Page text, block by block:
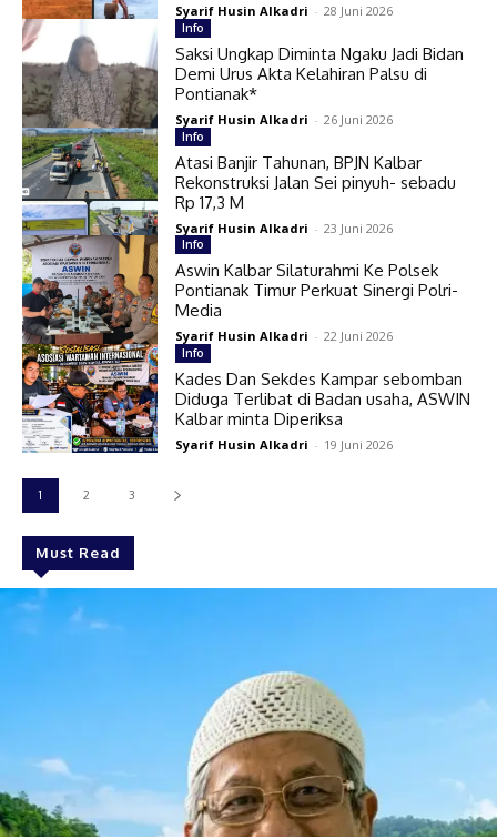
Must Read
Syarif Husin Alkadri - 28 Juni 2026
Info
Saksi Ungkap Diminta Ngaku Jadi Bidan
Demi Urus Akta Kelahiran Palsu di
Pontianak*
Syarif Husin Alkadri - 26 Juni 2026
Info
Atasi Banjir Tahunan, BPJN Kalbar
Rekonstruksi Jalan Sei pinyuh- sebadu
Rp 17,3 M
Syarif Husin Alkadri - 23 Juni 2026
Info
Aswin Kalbar Silaturahmi Ke Polsek
Pontianak Timur Perkuat Sinergi Polri-
Media
Syarif Husin Alkadri - 22 Juni 2026
Info
Kades Dan Sekdes Kampar sebomban
Diduga Terlibat di Badan usaha, ASWIN
Kalbar minta Diperiksa
Syarif Husin Alkadri - 19 Juni 2026
1 2 3